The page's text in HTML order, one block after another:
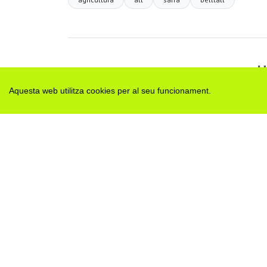
Aquesta web utilitza cookies per al seu funcionament.